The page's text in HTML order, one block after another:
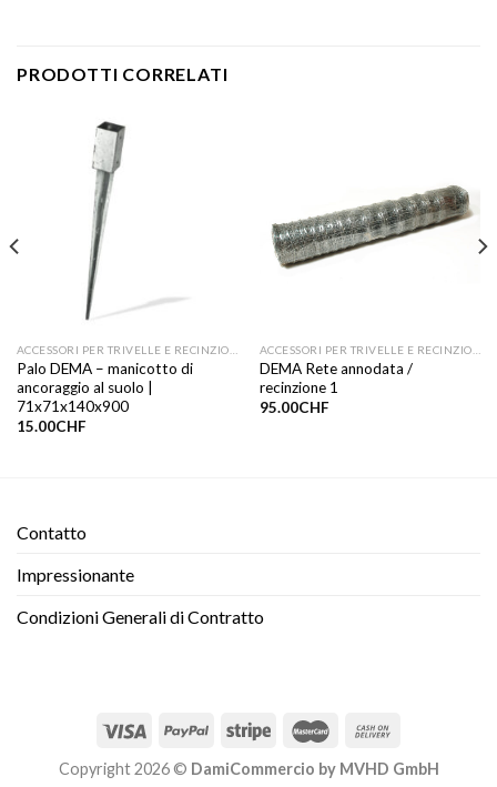
PRODOTTI CORRELATI
Palo DEMA – manicotto di
ancoraggio al suolo |
71x71x140x900
15.00CHF
DEMA Rete annodata /
recinzione 1
95.00CHF
Contatto​
Impressionante
Condizioni Generali di Contratto
Copyright 2026 © DamiCommercio by MVHD GmbH